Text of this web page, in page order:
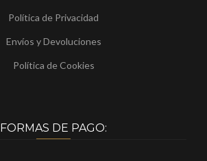
Política de Privacidad
Envíos y Devoluciones
Política de Cookies
FORMAS DE PAGO: